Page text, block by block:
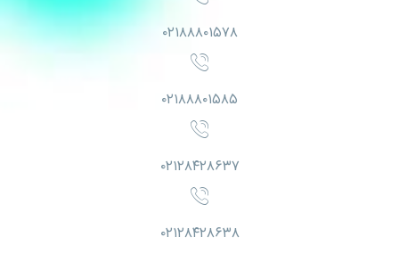
۰۲۱۸۸۸۰۱۵۷۸
۰۲۱۸۸۸۰۱۵۸۵
۰۲۱۲۸۴۲۸۶۳۷
۰۲۱۲۸۴۲۸۶۳۸